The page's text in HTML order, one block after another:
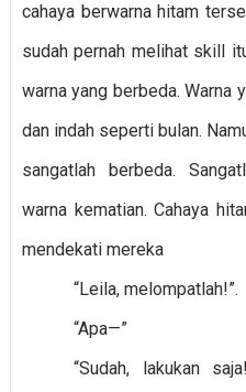
cahaya berwarna hitam
sudah pernah melihat skill
warna yang berbeda. Warna
dan indah seperti bulan.
sangatlah berbeda.
warna kematian. Cahaya
mendekati mereka
“Leila, melompatlah!”.
“Apa—”
“Sudah, lakukan